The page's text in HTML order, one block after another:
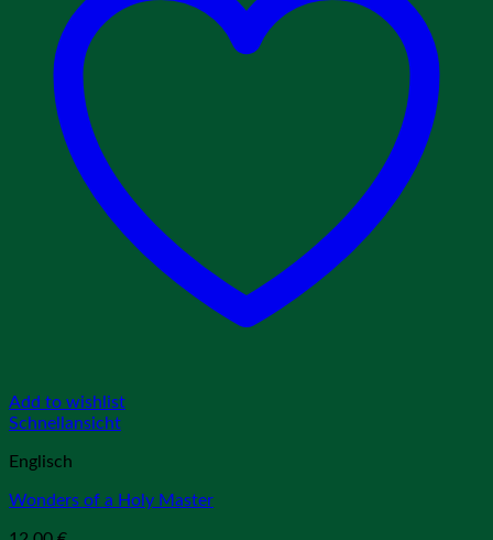
Add to wishlist
Schnellansicht
Englisch
Wonders of a Holy Master